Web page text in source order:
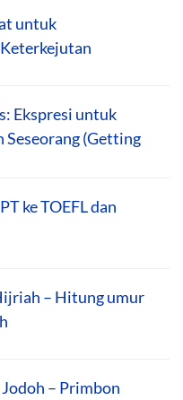
untuk
Ekspresi untuk
(Getting
ke TOEFL dan
– Hitung umur
– Primbon